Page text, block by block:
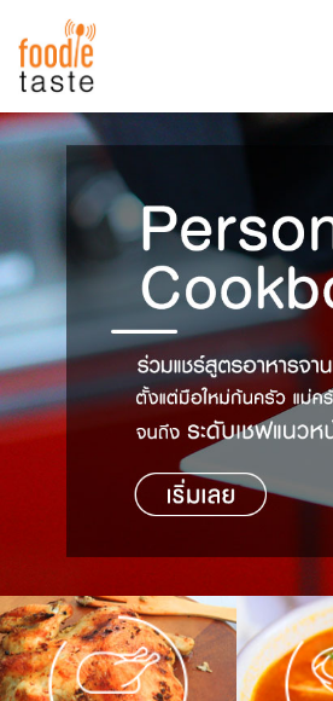
สูตรอาหาร
สูตรอาหารล่าสุด
Top Foodie
พาไปชิม
สารพันก้นครัว
เคล็ดลับน่ารู้
เปรียบเทียบหน่วยการตวง
เปรียบเทียบอุณหภูมิ
เปรียบเทียบน้ำหนักวัตถุดิบ
ชั่งตวงเนย
FoodPedia
สร้าง Cookbook